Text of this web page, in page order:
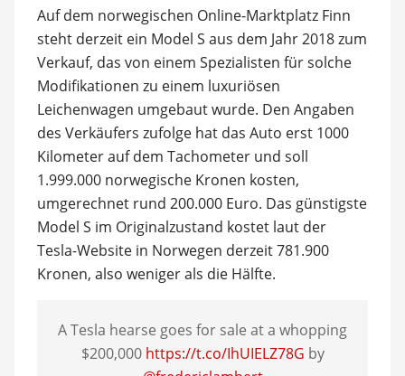
Auf dem norwegischen Online-Marktplatz Finn
steht derzeit ein Model S aus dem Jahr 2018 zum
Verkauf, das von einem Spezialisten für solche
Modifikationen zu einem luxuriösen
Leichenwagen umgebaut wurde. Den Angaben
des Verkäufers zufolge hat das Auto erst 1000
Kilometer auf dem Tachometer und soll
1.999.000 norwegische Kronen kosten,
umgerechnet rund 200.000 Euro. Das günstigste
Model S im Originalzustand kostet laut der
Tesla-Website in Norwegen derzeit 781.900
Kronen, also weniger als die Hälfte.
A Tesla hearse goes for sale at a whopping
$200,000 https://t.co/IhUIELZ78G by